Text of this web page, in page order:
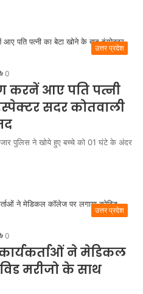
उत्तर प्रदेश
0
करनें आए पति पत्नी
सदर कोतवाली
पुलिस ने खोये हुए बच्चे को 01 घंटे के अंदर
उत्तर प्रदेश
0
ने मेडिकल
मरीजो के साथ